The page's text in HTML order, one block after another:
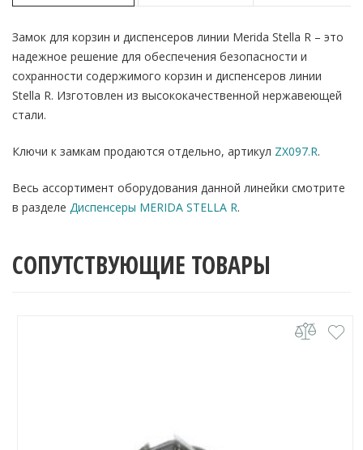
R
Замок для корзин и диспенсеров линии Merida Stella R – это
надежное решение для обеспечения безопасности и
сохранности содержимого корзин и диспенсеров линии
Stella R. Изготовлен из высококачественной нержавеющей
стали.
Ключи к замкам продаются отдельно, артикул ZX097.R.
Весь ассортимент оборудования данной линейки смотрите
в разделе Диспенсеры MERIDA STELLA R.
СОПУТСТВУЮЩИЕ ТОВАРЫ